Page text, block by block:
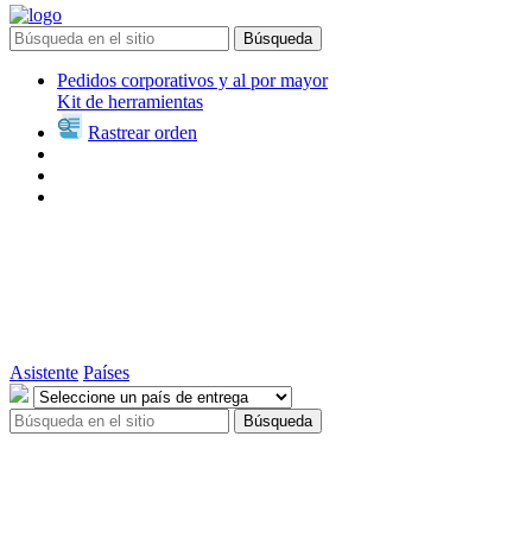
Búsqueda
Pedidos corporativos y al por mayor
Kit de herramientas
Rastrear orden
Asistente Países
Búsqueda